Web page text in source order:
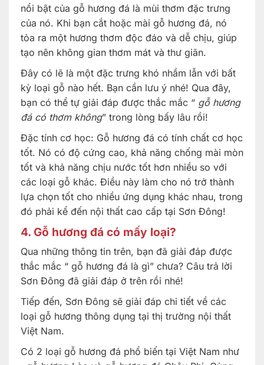
nổi bật của gỗ hương đá là mùi thơm đặc trưng
của nó. Khi bạn cắt hoặc mài gỗ hương đá, nó
tỏa ra một hương thơm độc đáo và dễ chịu, giúp
tạo nên không gian thơm mát và thư giãn.
Đây có lẽ là một đặc trưng khó nhầm lẫn với bất
kỳ loại gỗ nào hết. Bạn cần lưu ý nhé! Qua đây,
bạn có thể tự giải đáp được thắc mắc “ gỗ hương
đá có thơm không” trong lòng bấy lâu rồi!
Đặc tính cơ học: Gỗ hương đá có tính chất cơ học
tốt. Nó có độ cứng cao, khả năng chống mài mòn
tốt và khả năng chịu nước tốt hơn nhiều so với
các loại gỗ khác. Điều này làm cho nó trở thành
lựa chọn tốt cho nhiều ứng dụng khác nhau, trong
đó phải kể đến nội thất cao cấp tại Sơn Đông!
4. Gỗ hương đá có mấy loại?
Qua những thông tin trên, bạn đã giải đáp được
thắc mắc “ gỗ hương đá là gì” chưa? Câu trả lời
Sơn Đông đã giải đáp ở trên rồi nhé!
Tiếp đến, Sơn Đông sẽ giải đáp chi tiết về các
loại gỗ hương thông dụng tại thị trường nội thất
Việt Nam.
Có 2 loại gỗ hương đá phổ biến tại Việt Nam như